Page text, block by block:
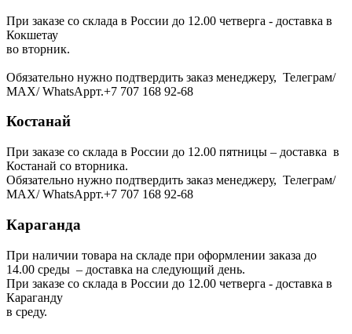
При заказе со склада в России до 12.00 четверга - доставка в
Кокшетау
во вторник.
Обязательно нужно подтвердить заказ менеджеру, Телеграм/
МАХ/ WhatsAppт.+7 707 168 92-68
Костанай
При заказе со склада в России до 12.00 пятницы – доставка в
Костанай со вторника.
Обязательно нужно подтвердить заказ менеджеру, Телеграм/
МАХ/ WhatsAppт.+7 707 168 92-68
Караганда
При наличии товара на складе при оформлении заказа до
14.00 среды – доставка на следующий день.
При заказе со склада в России до 12.00 четверга - доставка в
Караганду
в среду.